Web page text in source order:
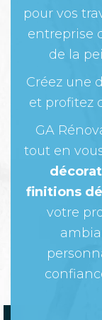
pour vos
entreprise
de la
Créez une
et profitez
GA
tout en
finitions
votre